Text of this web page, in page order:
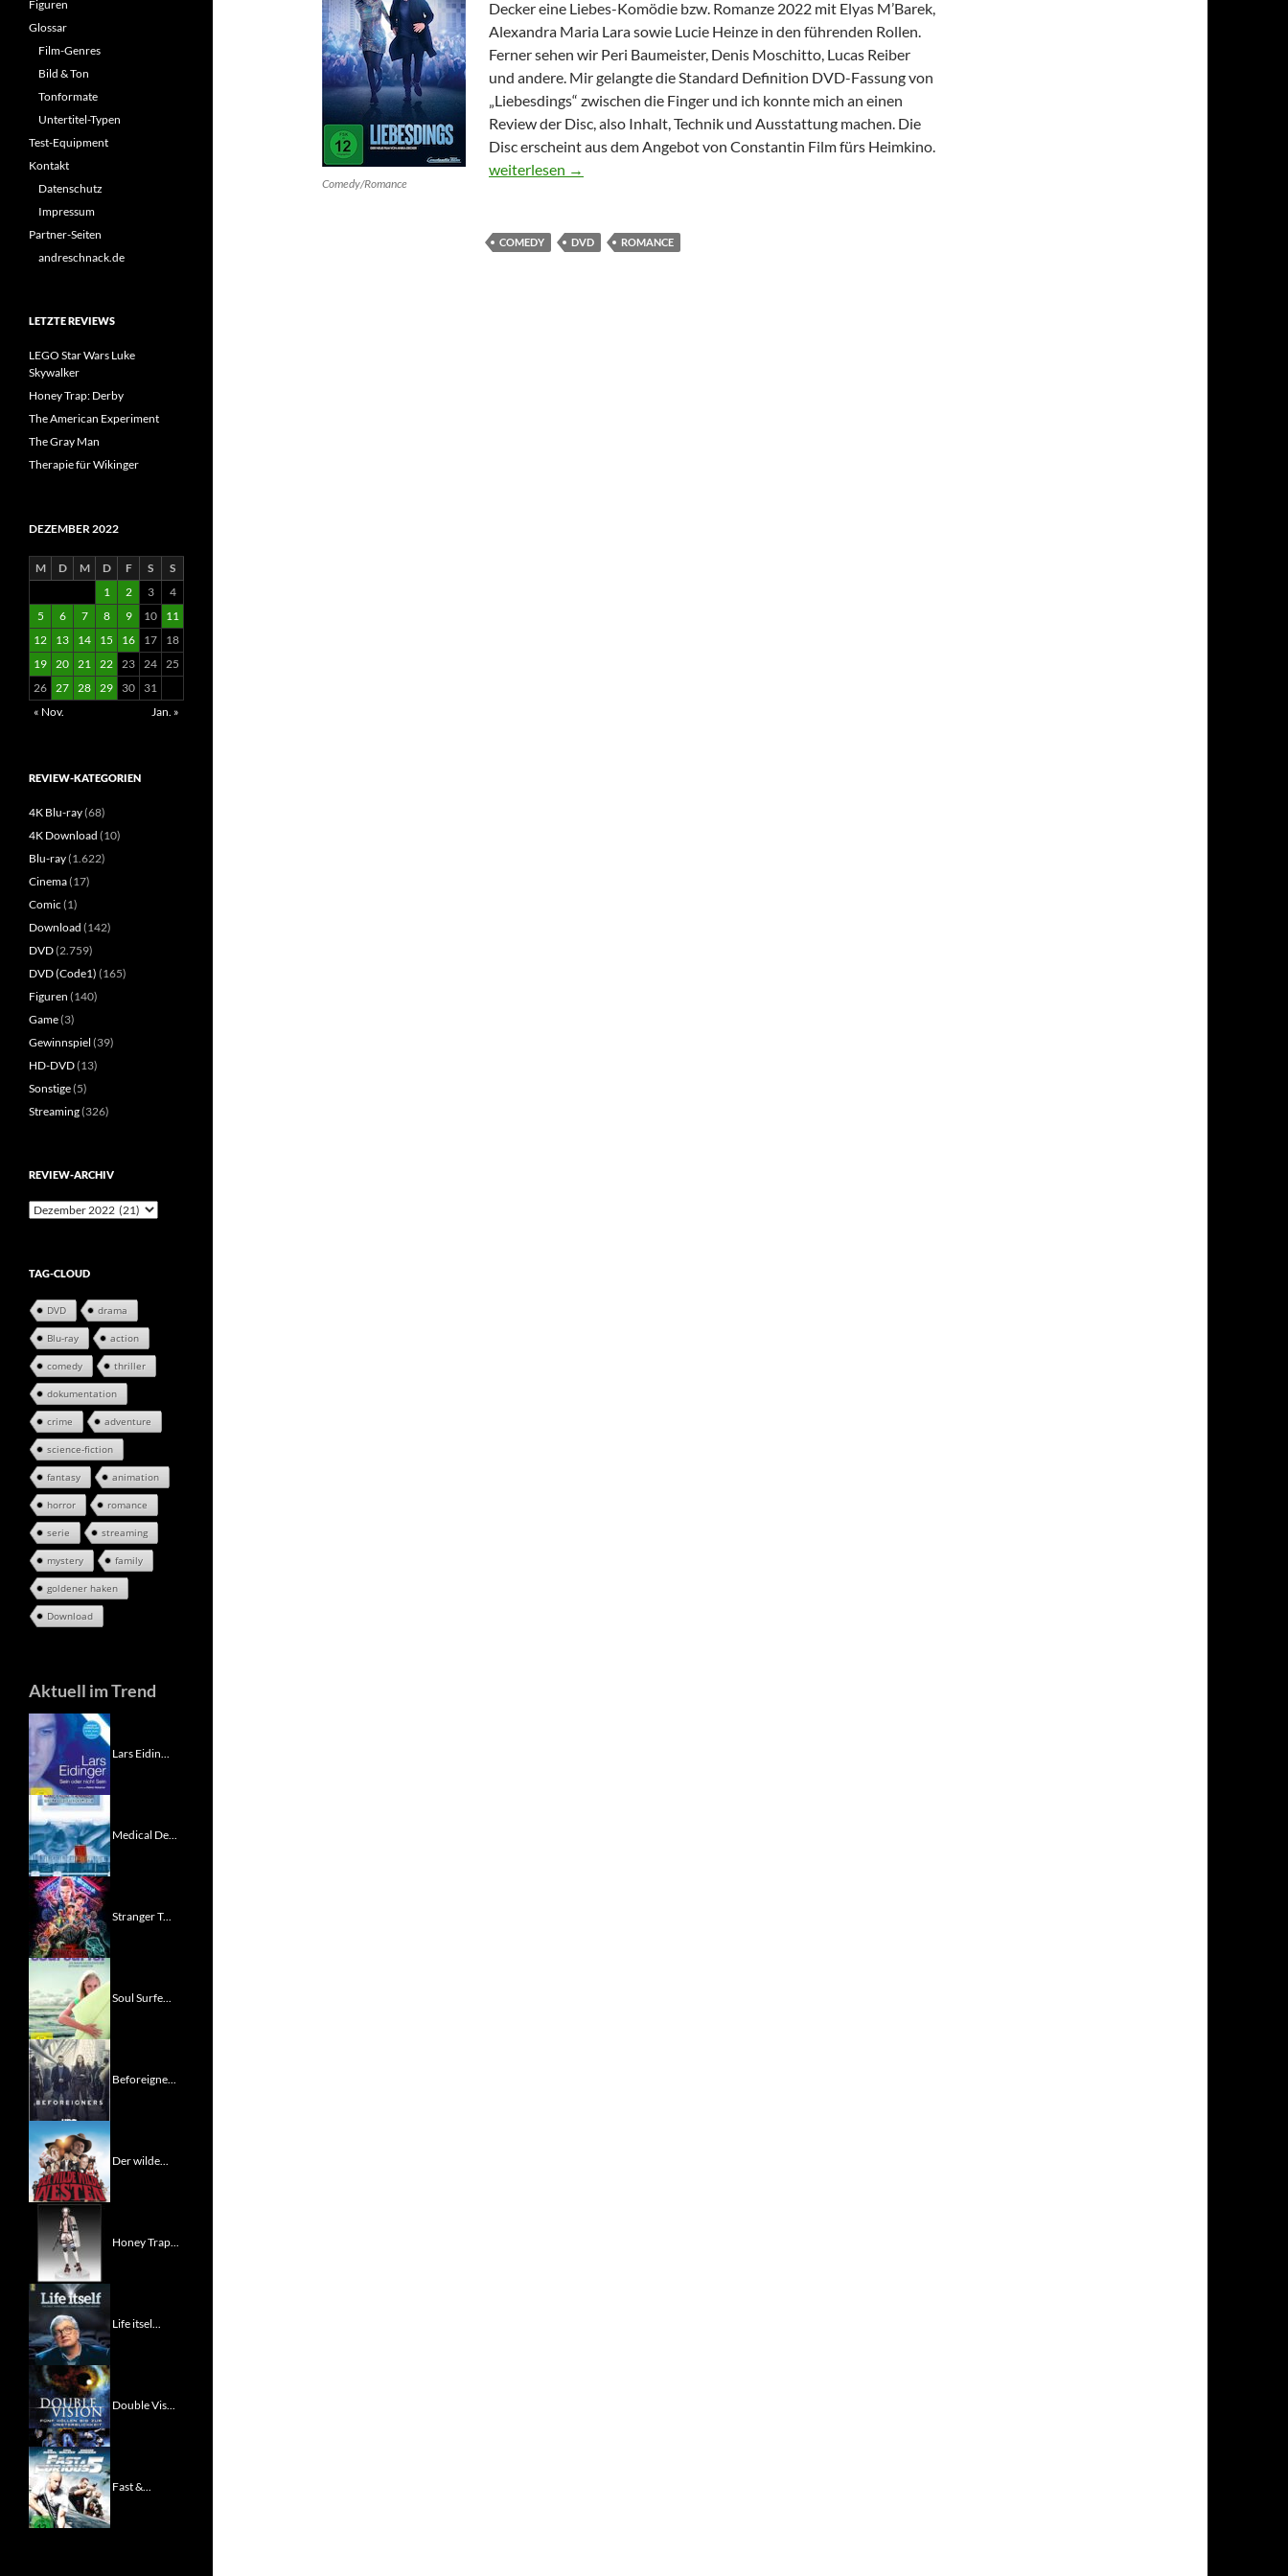
Comedy/Romance
Decker eine Liebes-Komödie bzw. Romanze 2022 mit Elyas M’Barek,
Alexandra Maria Lara sowie Lucie Heinze in den führenden Rollen.
Ferner sehen wir Peri Baumeister, Denis Moschitto, Lucas Reiber
und andere. Mir gelangte die Standard Definition DVD-Fassung von
„Liebesdings“ zwischen die Finger und ich konnte mich an einen
Review der Disc, also Inhalt, Technik und Ausstattung machen. Die
Disc erscheint aus dem Angebot von Constantin Film fürs Heimkino.
Liebesdings
weiterlesen →
COMEDY DVD ROMANCE
Figuren
Glossar
Film-Genres
Bild & Ton
Tonformate
Untertitel-Typen
Test-Equipment
Kontakt
Datenschutz
Impressum
Partner-Seiten
andreschnack.de
LETZTE REVIEWS
LEGO Star Wars Luke
Skywalker
Honey Trap: Derby
The American Experiment
The Gray Man
Therapie für Wikinger
DEZEMBER 2022
M D M D F S
S
1
2 3
4
5
6 7 8 9 10
11
12
13 14 15 16 17
18
19 20 21 22 23 24 25
26 27 28 29 30
31
« Nov.
Jan. »
REVIEW-KATEGORIEN
4K Blu-ray(68)
4K Download (10)
Blu-ray(1.622)
Cinema(17)
Comic (1)
Download (142)
DVD(2.759)
DVD (Code1) (165)
Figuren (140)
Game(3)
Gewinnspiel (39)
HD-DVD(13)
Sonstige(5)
Streaming(326)
REVIEW-ARCHIV
Review-
TAG-CLOUD
DVD drama
Blu-ray action
comedy thriller
dokumentation
crime adventure
science-fiction
fantasy animation
horror romance
serie streaming
mystery family
goldener haken
Download
Aktuell im Trend
Lars Eidin...
Medical De...
Stranger T...
Soul Surfe...
Beforeigne...
Der wilde...
Honey Trap...
Life itsel...
Double Vis...
Fast &...